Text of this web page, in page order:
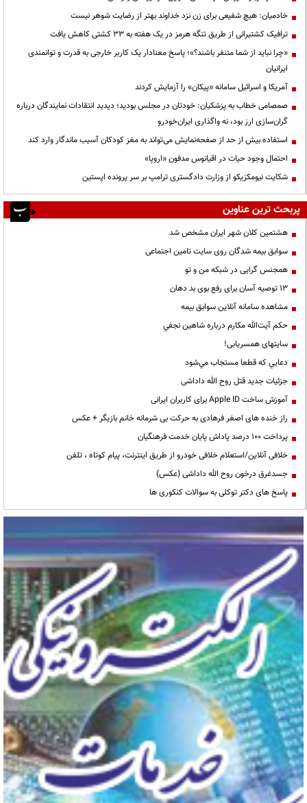
خادمیان: هیچ شفیعی برای زن نزد خداوند بهتر از رضایت شوهر نیست
ترافیک کشتیرانی از طریق تنگه هرمز در یک هفته به ۳۳ کشتی کاهش یافت
«چرا نباید از شما متنفر باشند؟»؛ پاسخ معنادار یک کاربر خارجی به قدرت و توانمندی
ایرانیان
آمریکا و اسرائیل سامانه «پیکان» را آزمایش کردند
صمصامی خطاب به پزشکیان: خودتان در مجلس بودید؛ دیدید انتقادات نمایندگان درباره
گران‌سازی ارز بود، نه واگذاری ایران‌خودرو
استفاده بیش از حد از صفحه‌نمایش می‌تواند به مغز کودکان آسیب ماندگار وارد کند
احتمال وجود حیات در اقیانوس مدفون «اروپا»
شکایت نیومکزیکو از وزارت دادگستری ترامپ بر سر پرونده اپستین
پربحث ترین عناوین
هشتمین کلان شهر ایران مشخص شد
سوابق بیمه شدگان روی سایت تامین اجتماعی
همجنس گرایی در شبکه من و تو
13 توصیه آسان برای رفع بوی بد دهان
مشاهده سامانه آنلاين سوابق بیمه
حكم آيت‌الله مكارم درباره شاهين نجفي
سایتهای همسریابی!
دعايي كه قطعا مستجاب مي‌شود
جزئیات جدید قتل روح الله داداشی
آموزش ساخت Apple ID برای کاربران ایرانی
راز خنده های اصغر فرهادی به حرکت بی شرمانه خانم بازیگر + عکس
پرداخت ۱۰۰ درصد پاداش پایان خدمت فرهنگیان
خلافی آنلاین/استعلام خلافی خودرو از طریق اینترنت، پیام کوتاه ، تلفن
جسدغرق درخون روح الله داداشی (عکس)
پاسخ های دکتر توکلی به سوالات کنکوری ها